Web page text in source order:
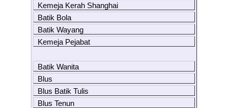
Kemeja Kerah Shanghai
Batik Bola
Batik Wayang
Kemeja Pejabat
Batik Wanita
Blus
Blus Batik Tulis
Blus Tenun